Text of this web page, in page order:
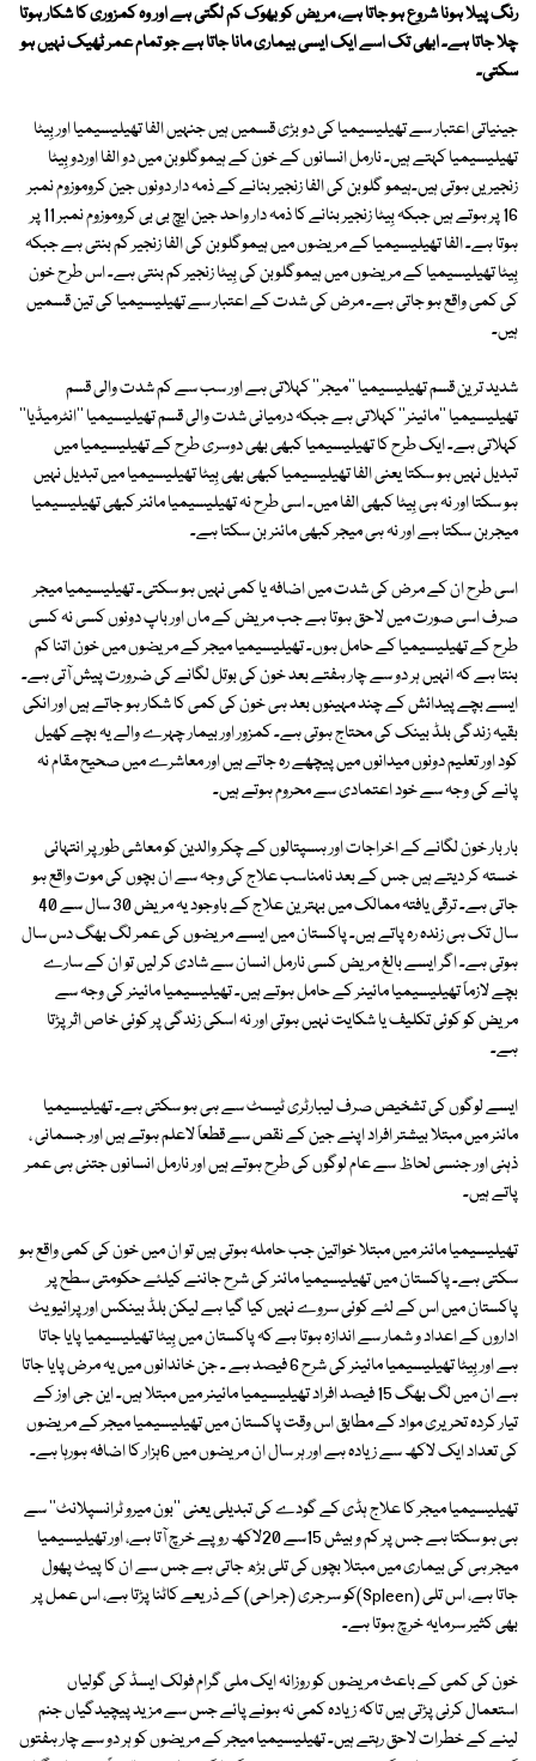
رنگ پیلا ہونا شروع ہو جاتا ہے، مریض کو بھوک کم لگتی ہے اور وہ کمزوری کا شکار ہوتا
چلا جاتا ہے۔ ابھی تک اسے ایک ایسی بیماری مانا جاتا ہے جو تمام عمر ٹھیک نہیں ہو
سکتی۔
جینیاتی اعتبار سے تھیلیسیمیا کی دو بڑی قسمیں ہیں جنہیں الفا تھیلیسیمیا اور بِیٹا
تھیلیسیمیا کہتے ہیں۔ نارمل انسانوں کے خون کے ہیموگلوبن میں دو الفا اوردو بِیٹا
زنجیریں ہوتی ہیں۔ہیمو گلوبن کی الفا زنجیر بنانے کے ذمہ دار دونوں جین کروموزوم نمبر
16 پر ہوتے ہیں جبکہ بِیٹا زنجیر بنانے کا ذمہ دار واحد جین ایچ بی بی کروموزوم نمبر 11 پر
ہوتا ہے۔ الفا تھیلیسیمیا کے مریضوں میں ہیموگلوبن کی الفا زنجیر کم بنتی ہے جبکہ
بِیٹا تھیلیسیمیا کے مریضوں میں ہیموگلوبن کی بِیٹا زنجیر کم بنتی ہے۔ اس طرح خون
کی کمی واقع ہو جاتی ہے۔ مرض کی شدت کے اعتبار سے تھیلیسیمیا کی تین قسمیں
ہیں۔
شدید ترین قسم تھیلیسیمیا ''میجر'' کہلاتی ہے اور سب سے کم شدت والی قسم
تھیلیسیمیا ''مائینر'' کہلاتی ہے جبکہ درمیانی شدت والی قسم تھیلیسیمیا ''انٹرمیڈیا''
کہلاتی ہے۔ ایک طرح کا تھیلیسیمیا کبھی بھی دوسری طرح کے تھیلیسیمیا میں
تبدیل نہیں ہو سکتا یعنی الفا تھیلیسیمیا کبھی بھی بِیٹا تھیلیسیمیا میں تبدیل نہیں
ہو سکتا اور نہ ہی بِیٹا کبھی الفا میں۔ اسی طرح نہ تھیلیسیمیا مائنر کبھی تھیلیسیمیا
میجربن سکتا ہے اور نہ ہی میجر کبھی مائنر بن سکتا ہے۔
اسی طرح ان کے مرض کی شدت میں اضافہ یا کمی نہیں ہو سکتی۔ تھیلیسیمیا میجر
صرف اسی صورت میں لاحق ہوتا ہے جب مریض کے ماں اور باپ دونوں کسی نہ کسی
طرح کے تھیلیسیمیا کے حامل ہوں۔ تھیلیسیمیا میجر کے مریضوں میں خون اتنا کم
بنتا ہے کہ انہیں ہر دو سے چار ہفتے بعد خون کی بوتل لگانے کی ضرورت پیش آتی ہے۔
ایسے بچے پیدائش کے چند مہینوں بعد ہی خون کی کمی کا شکار ہو جاتے ہیں اور انکی
بقیہ زندگی بلڈ بینک کی محتاج ہوتی ہے۔ کمزور اور بیمار چہرے والے یہ بچے کھیل
کود اور تعلیم دونوں میدانوں میں پیچھے رہ جاتے ہیں اور معاشرے میں صحیح مقام نہ
پانے کی وجہ سے خود اعتمادی سے محروم ہوتے ہیں۔
بار بار خون لگانے کے اخراجات اور ہسپتالوں کے چکر والدین کو معاشی طور پر انتہائی
خستہ کر دیتے ہیں جس کے بعد نامناسب علاج کی وجہ سے ان بچوں کی موت واقع ہو
جاتی ہے۔ ترقی یافتہ ممالک میں بہترین علاج کے باوجود یہ مریض 30 سال سے 40
سال تک ہی زندہ رہ پاتے ہیں۔ پاکستان میں ایسے مریضوں کی عمر لگ بھگ دس سال
ہوتی ہے۔ اگر ایسے بالغ مریض کسی نارمل انسان سے شادی کر لیں تو ان کے سارے
بچے لازماً تھیلیسیمیا مائینر کے حامل ہوتے ہیں۔ تھیلیسیمیا مائینر کی وجہ سے
مریض کو کوئی تکلیف یا شکایت نہیں ہوتی اور نہ اسکی زندگی پر کوئی خاص اثر پڑتا
ہے۔
ایسے لوگوں کی تشخیص صرف لیبارٹری ٹیسٹ سے ہی ہو سکتی ہے۔ تھیلیسیمیا
مائنر میں مبتلا بیشتر افراد اپنے جین کے نقص سے قطعاً لاعلم ہوتے ہیں اور جسمانی ،
ذہنی اور جنسی لحاظ سے عام لوگوں کی طرح ہوتے ہیں اور نارمل انسانوں جتنی ہی عمر
پاتے ہیں۔
تھیلیسیمیا مائنر میں مبتلا خواتین جب حاملہ ہوتی ہیں تو ان میں خون کی کمی واقع ہو
سکتی ہے۔ پاکستان میں تھیلیسیمیا مائنر کی شرح جاننے کیلئے حکومتی سطح پر
پاکستان میں اس کے لئے کوئی سروے نہیں کیا گیا ہے لیکن بلڈ بینکس اور پرائیویٹ
اداروں کے اعداد و شمار سے اندازہ ہوتا ہے کہ پاکستان میں بِیٹا تھیلیسیمیا پایا جاتا
ہے اور بِیٹا تھیلیسیمیا مائینر کی شرح 6 فیصد ہے ۔ جن خاندانوں میں یہ مرض پایا جاتا
ہے ان میں لگ بھگ 15 فیصد افراد تھیلیسیمیا مائینر میں مبتلا ہیں۔ این جی اوز کے
تیار کردہ تحریری مواد کے مطابق اس وقت پاکستان میں تھیلیسیمیا میجر کے مریضوں
کی تعداد ایک لاکھ سے زیادہ ہے اور ہر سال ان مریضوں میں 6ہزار کا اضافہ ہورہا ہے۔
تھیلیسیمیا میجر کا علاج ہڈی کے گودے کی تبدیلی یعنی ''بون میرو ٹرانسپلانٹ'' سے
ہی ہو سکتا ہے جس پر کم و بیش 15سے 20لاکھ روپے خرچ آتا ہے، اور تھیلیسیمیا
میجر ہی کی بیماری میں مبتلا بچوں کی تلی بڑھ جاتی ہے جس سے ان کا پیٹ پھول
جاتا ہے، اس تلی (Spleen)کو سرجری (جراحی) کے ذریعے کاٹنا پڑتا ہے، اس عمل پر
بھی کثیر سرمایہ خرچ ہوتا ہے۔
خون کی کمی کے باعث مریضوں کو روزانہ ایک ملی گرام فولک ایسڈ کی گولیاں
استعمال کرنی پڑتی ہیں تاکہ زیادہ کمی نہ ہونے پائے جس سے مزید پیچیدگیاں جنم
لینے کے خطرات لاحق رہتے ہیں۔ تھیلیسیمیا میجر کے مریضوں کو ہر دو سے چار ہفتوں